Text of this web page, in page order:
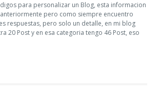
para personalizar un Blog, esta informacion
pero como siempre encuentro
respuestas, pero solo un detalle, en mi blog
20 Post y en esa categoria tengo 46 Post, eso